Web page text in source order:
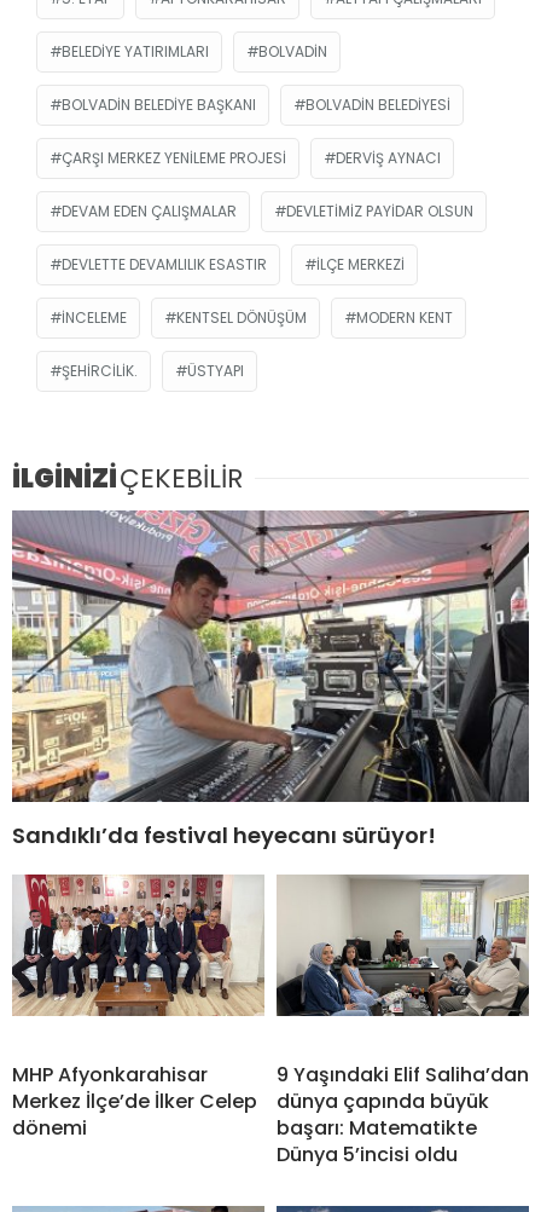
BELEDIYE YATIRIMLARI BOLVADIN
BOLVADIN BELEDIYE BAŞKANI BOLVADIN BELEDIYESI
ÇARŞI MERKEZ YENILEME PROJESI DERVIŞ AYNACI
DEVAM EDEN ÇALIŞMALAR DEVLETIMIZ PAYIDAR OLSUN
DEVLETTE DEVAMLILIK ESASTIR İLÇE MERKEZI
INCELEME KENTSEL DÖNÜŞÜM MODERN KENT
ŞEHIRCILIK. ÜSTYAPI
İLGİNİZİÇEKEBİLİR
Sandıklı’da festival heyecanı sürüyor!
MHP Afyonkarahisar
Merkez İlçe’de İlker Celep
dönemi
9 Yaşındaki Elif Saliha’dan
dünya çapında büyük
başarı: Matematikte
Dünya 5’incisi oldu